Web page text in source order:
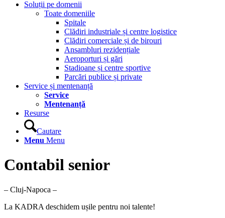
Soluții pe domenii
Toate domeniile
Spitale
Clădiri industriale și centre logistice
Clădiri comerciale și de birouri
Ansambluri rezidențiale
Aeroporturi și gări
Stadioane și centre sportive
Parcări publice și private
Service și mentenanță
Service
Mentenanță
Resurse
Cautare
Menu Menu
Contabil senior
– Cluj-Napoca –
La KADRA deschidem ușile pentru noi talente!